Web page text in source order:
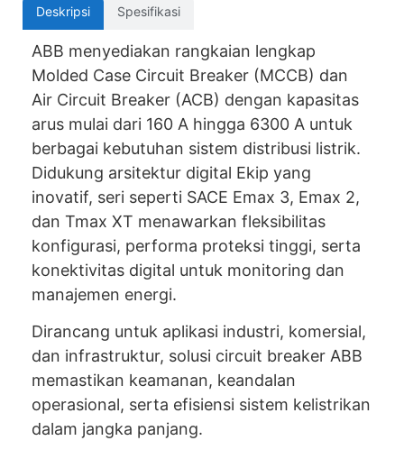
Deskripsi Spesifikasi
ABB menyediakan rangkaian lengkap
Molded Case Circuit Breaker (MCCB) dan
Air Circuit Breaker (ACB) dengan kapasitas
arus mulai dari 160 A hingga 6300 A untuk
berbagai kebutuhan sistem distribusi listrik.
Didukung arsitektur digital Ekip yang
inovatif, seri seperti SACE Emax 3, Emax 2,
dan Tmax XT menawarkan fleksibilitas
konfigurasi, performa proteksi tinggi, serta
konektivitas digital untuk monitoring dan
manajemen energi.
Dirancang untuk aplikasi industri, komersial,
dan infrastruktur, solusi circuit breaker ABB
memastikan keamanan, keandalan
operasional, serta efisiensi sistem kelistrikan
dalam jangka panjang.